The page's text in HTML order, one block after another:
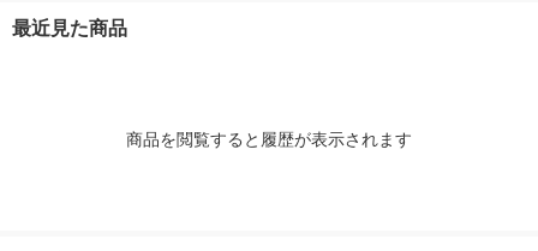
ｍ 良品計画
最近見た商品
商品を閲覧すると履歴が表示されます